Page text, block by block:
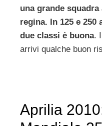
una grande
regina. In 125 e
due classi è buona.
arrivi qualche buon
Aprilia